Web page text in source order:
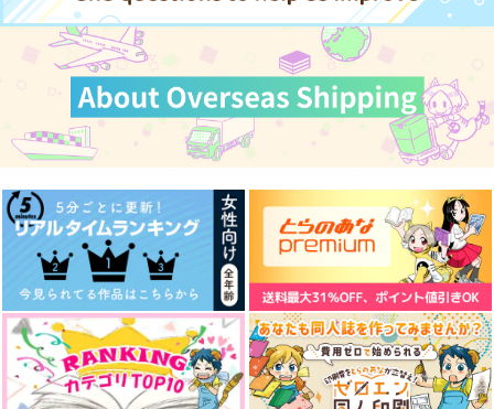
荼毘×エンデヴァー
再販希望
荼毘×エンデヴァー